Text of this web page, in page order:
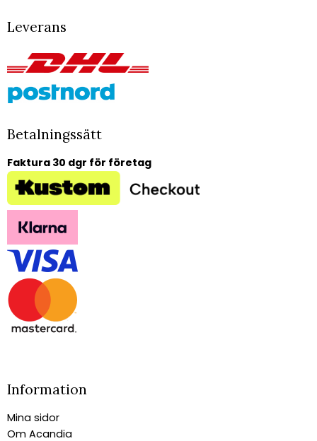
Leverans
Betalningssätt
Faktura 30 dgr för företag
Information
Mina sidor
Om Acandia